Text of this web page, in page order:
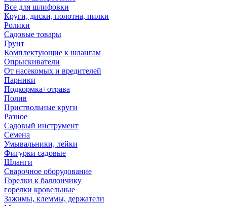
Все для шлифовки
Круги, диски, полотна, пилки
Ролики
Садовые товары
Грунт
Комплектующие к шлангам
Опрыскиватели
От насекомых и вредителей
Парники
Подкормка+отрава
Полив
Приствольные круги
Разное
Садовый инструмент
Семена
Умывальники, лейки
Фигурки садовые
Шланги
Сварочное оборудование
Горелки к баллончику
горелки кровельные
Зажимы, клеммы, держатели